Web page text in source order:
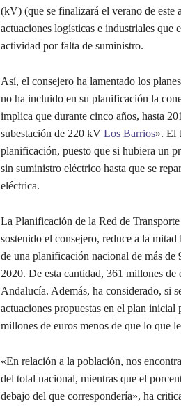
(kV) (que se finalizará el verano de este
actuaciones logísticas e industriales
actividad por falta de suministro.
Así, el consejero ha lamentado los
no ha incluido en su planificación la
implica que durante cinco años, hasta
subestación de 220 kVLos Barrios». El
planificación, puesto que si hubiera un
sin suministro eléctrico hasta que se
eléctrica.
La Planificación de la Red de
sostenido el consejero, reduce a la
de una planificación nacional de más
2020. De esta cantidad, 361 millones
Andalucía. Además, ha considerado, si
actuaciones propuestas en el plan
millones de euros menos de que lo que
«En relación a la población, nos
del total nacional, mientras que el
debajo del que correspondería», ha